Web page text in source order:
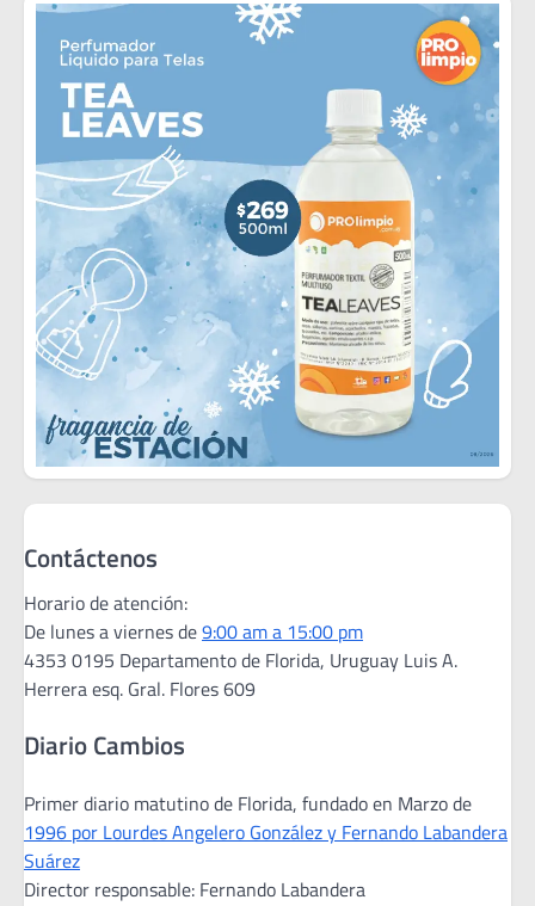
Contáctenos
Horario de atención:
De lunes a viernes de9:00 am a 15:00 pm
4353 0195 Departamento de Florida, Uruguay Luis A.
Herrera esq. Gral. Flores 609
Diario Cambios
Primer diario matutino de Florida, fundado en Marzo de
1996 por Lourdes Angelero González y Fernando Labandera
Suárez
Director responsable: Fernando Labandera